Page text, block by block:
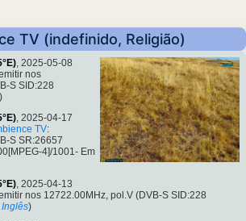
TV (indefinido, Religião)
, 2025-05-08
nos
S SID:228
, 2025-04-17
TV:
S SR:26657
4]/1001- Em
, 2025-04-13
nos 12722.00MHz, pol.V (DVB-S SID:228
Inglês)